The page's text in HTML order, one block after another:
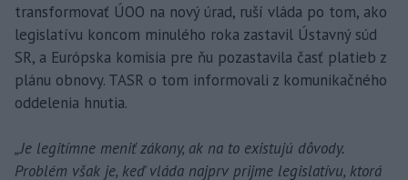
transformovať ÚOO na nový úrad, ruší vláda po tom, ako
legislatívu koncom minulého roka zastavil Ústavný súd
SR, a Európska komisia pre ňu pozastavila časť platieb z
plánu obnovy. TASR o tom informovali z komunikačného
oddelenia hnutia.
„Je legitímne meniť zákony, ak na to existujú dôvody.
Problém však je, keď vláda najprv prijme legislatívu, ktorá